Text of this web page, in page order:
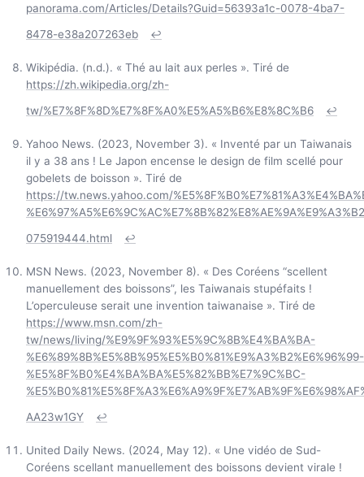
panorama.com/Articles/Details?Guid=56393a1c-0078-4ba7-
8478-e38a207263eb
↩
Wikipédia. (n.d.). « Thé au lait aux perles ». Tiré de
https://zh.wikipedia.org/zh-
tw/%E7%8F%8D%E7%8F%A0%E5%A5%B6%E8%8C%B6
↩
Yahoo News. (2023, November 3). « Inventé par un Taiwanais
il y a 38 ans ! Le Japon encense le design de film scellé pour
gobelets de boisson ». Tiré de
https://tw.news.yahoo.com/
075919444.html
↩
MSN News. (2023, November 8). « Des Coréens “scellent
manuellement des boissons”, les Taiwanais stupéfaits !
L’operculeuse serait une invention taiwanaise ». Tiré de
https://www.msn.com/zh-
tw/news/living/%E9%9F%93%E5%9C%8B%E4%BA%BA-
%E6%89%8B%E5%8B%95%E5%B0%81%E9%A3%B2%E6%96%99-
%E5%8F%B0%E4%BA%BA%E5%82%BB%E7%9C%BC-
AA23w1GY
↩
United Daily News. (2024, May 12). « Une vidéo de Sud-
Coréens scellant manuellement des boissons devient virale !